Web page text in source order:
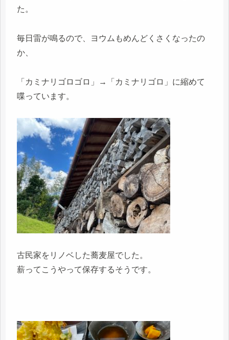
た。
毎日雷が鳴るので、ヨウムもめんどくさくなったの
か、
「カミナリゴロゴロ」→「カミナリゴロ」に縮めて
喋っています。
古民家をリノベした蕎麦屋でした。
薪ってこうやって保存するそうです。